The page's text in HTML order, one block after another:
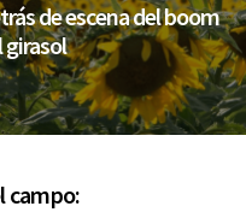
de escena del boom
girasol
campo: